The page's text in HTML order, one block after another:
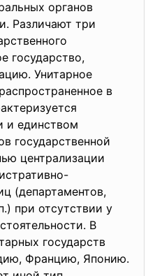
органов
Различают три
государство,
Унитарное
в
и единством
государственной
централизации
(департаментов,
при отсутствии у
В
государств
Францию, Японию.